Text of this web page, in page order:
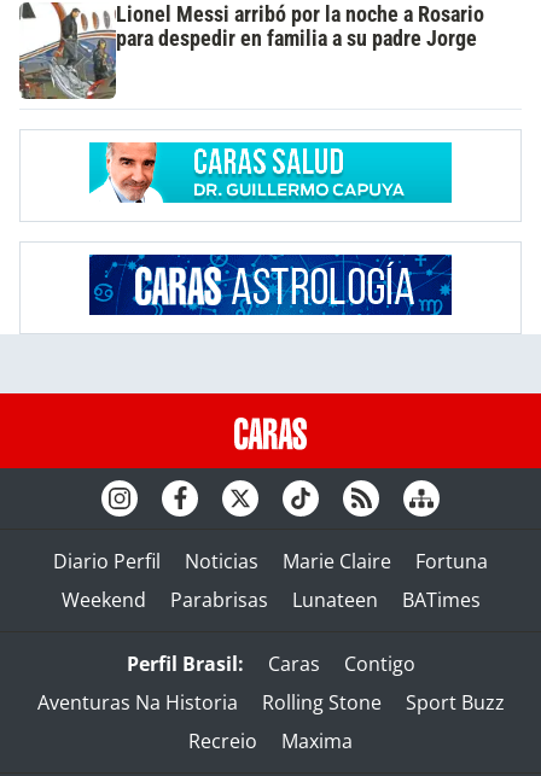
Lionel Messi arribó por la noche a Rosario
para despedir en familia a su padre Jorge
Diario Perfil Noticias Marie Claire
Fortuna
Weekend
Parabrisas Lunateen BATimes
Perfil Brasil: Caras
Contigo
Aventuras Na Historia
Rolling Stone
Sport Buzz
Recreio
Maxima